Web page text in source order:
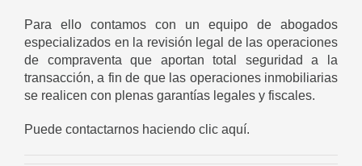
Para ello contamos con un equipo de abogados
especializados en la revisión legal de las operaciones
de compraventa que aportan total seguridad a la
transacción, a fin de que las operaciones inmobiliarias
se realicen con plenas garantías legales y fiscales.
Puede contactarnos haciendo clic aquí.